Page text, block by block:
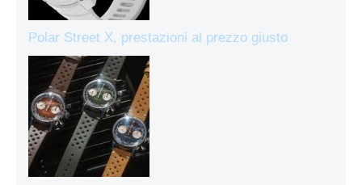
Polar Street X, prestazioni al prezzo giusto